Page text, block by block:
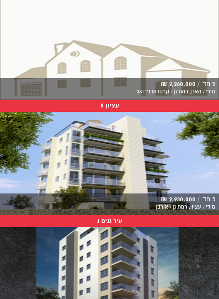
5 חד' / 2,260,000 ₪
מידי / האם, רמת גן / קרסו מבנים 38
עציון 8
5 חד' / 2,930,000 ₪
מידי / עציון, רמת גן / אורבן
עיר גנים 1